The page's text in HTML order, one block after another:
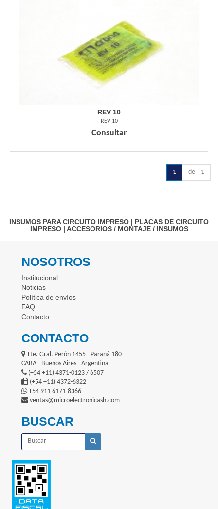
REV-10
REV-10
Consultar
1 de 1
INSUMOS PARA CIRCUITO IMPRESO | PLACAS DE CIRCUITO
IMPRESO| ACCESORIOS / MONTAJE / INSUMOS
NOSOTROS
Institucional
Noticias
Política de envíos
FAQ
Contacto
CONTACTO
Tte. Gral. Perón 1455 - Paraná 180
CABA - Buenos Aires - Argentina
(+54 +11) 4371-0123 / 6507
(+54 +11) 4372-6322
+54 911 6171-8366
ventas@microelectronicash.com
BUSCAR